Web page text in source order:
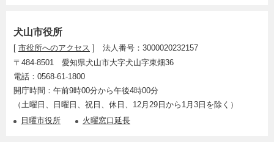
犬山市役所
[ 市役所へのアクセス ] 法人番号：3000020232157
〒484-8501 愛知県犬山市大字犬山字東畑36
電話：0568-61-1800
開庁時間：午前9時00分から午後4時00分
（土曜日、日曜日、祝日、休日、12月29日から1月3日を除く）
日曜市役所
火曜窓口延長